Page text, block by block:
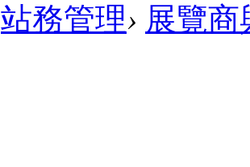
站務管理› 展覽